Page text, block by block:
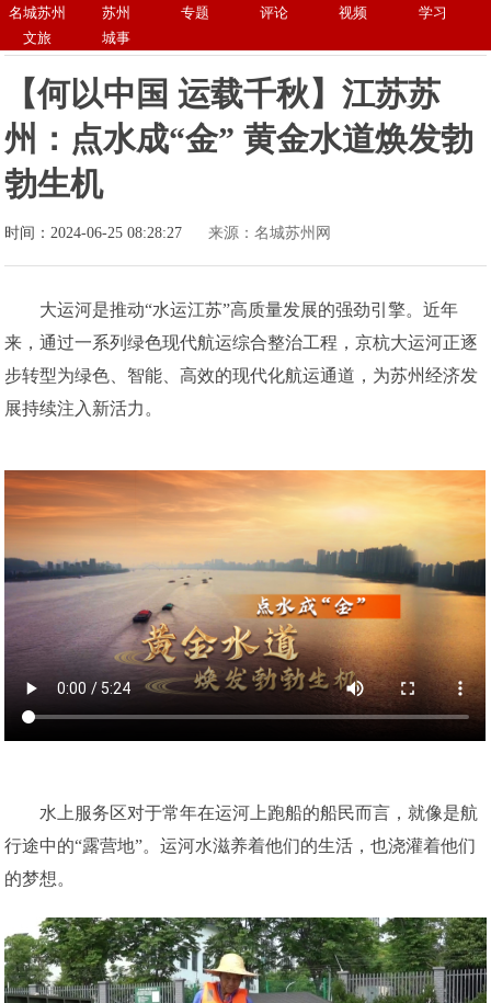
名城苏州 苏州 专题 评论 视频
学习
文旅
城事
【何以中国 运载千秋】江苏苏
州：点水成“金” 黄金水道焕发勃
勃生机
时间：2024-06-25 08:28:27 来源：名城苏州网
大运河是推动“水运江苏”高质量发展的强劲引擎。近年
来，通过一系列绿色现代航运综合整治工程，京杭大运河正逐
步转型为绿色、智能、高效的现代化航运通道，为苏州经济发
展持续注入新活力。
水上服务区对于常年在运河上跑船的船民而言，就像是航
行途中的“露营地”。运河水滋养着他们的生活，也浇灌着他们
的梦想。